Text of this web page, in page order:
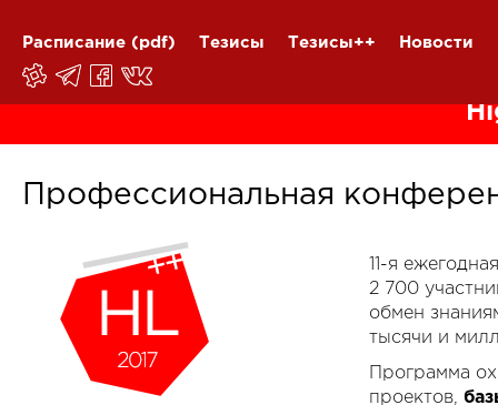
Расписание (pdf) Тезисы Тезисы++ Новости
Профессиональная
11-я
2 700
обмен
тысячи и
Программа
проектов,